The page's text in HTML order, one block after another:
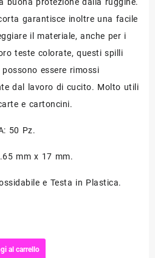
garantisce inoltre una facile
il materiale, anche per i
teste colorate, questi spilli
essere rimossi
dal lavoro di cucito. Molto utili
e cartoncini.
50 Pz.
mm x 17 mm.
e Testa in Plastica.
al carrello